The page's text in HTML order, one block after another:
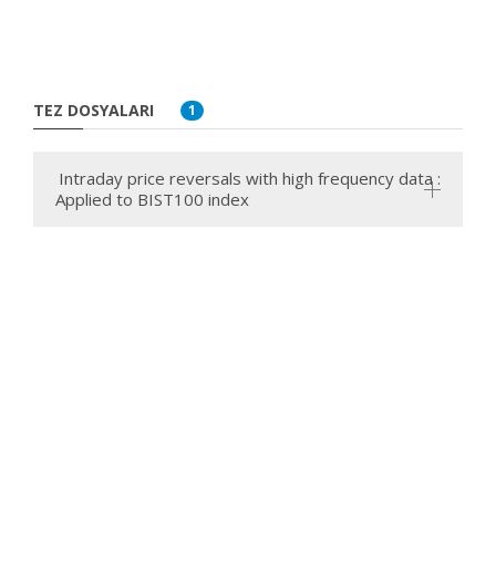
TEZ DOSYALARI 1
Intraday price reversals with high frequency data :
Applied to BIST100 index